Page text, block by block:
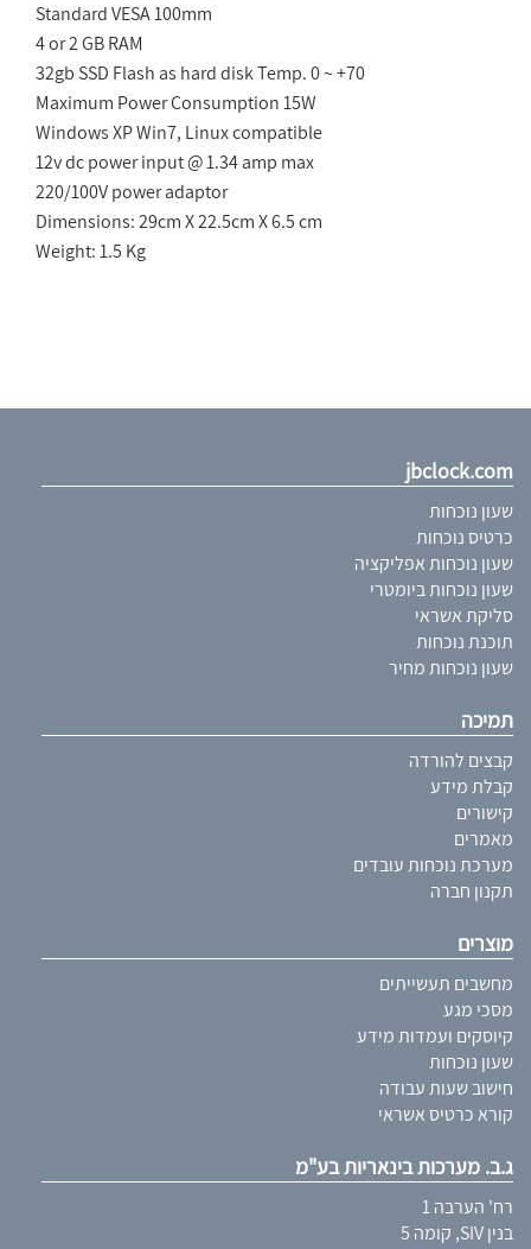
Standard VESA 100mm
4 or 2 GB RAM
32gb SSD Flash as hard disk Temp. 0 ~ +70
Maximum Power Consumption 15W
Windows XP Win7, Linux compatible
12v dc power input @ 1.34 amp max
220/100V power adaptor
Dimensions: 29cm X 22.5cm X 6.5 cm
Weight: 1.5 Kg
jbclock.com
שעון נוכחות
כרטיס נוכחות
שעון נוכחות אפליקציה
שעון נוכחות ביומטרי
סליקת אשראי
תוכנת נוכחות
שעון נוכחות מחיר
תמיכה
קבצים להורדה
קבלת מידע
קישורים
מאמרים
מערכת נוכחות עובדים
תקנון חברה
מוצרים
מחשבים תעשייתים
מסכי מגע
קיוסקים ועמדות מידע
שעון נוכחות
חישוב שעות עבודה
קורא כרטיס אשראי
ג.ב. מערכות בינאריות בע"מ
רח' הערבה 1
בנין SIV, קומה 5